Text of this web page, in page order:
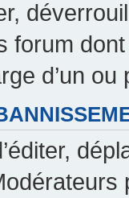
forum
d’un